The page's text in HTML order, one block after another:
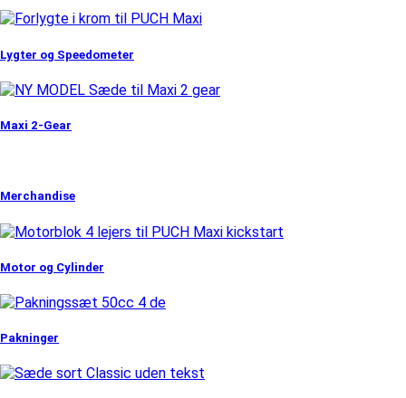
Lygter og Speedometer
Maxi 2-Gear
Merchandise
Motor og Cylinder
Pakninger